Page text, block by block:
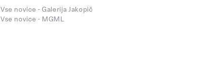
Vse novice - Galerija Jakopič
Vse novice - MGML